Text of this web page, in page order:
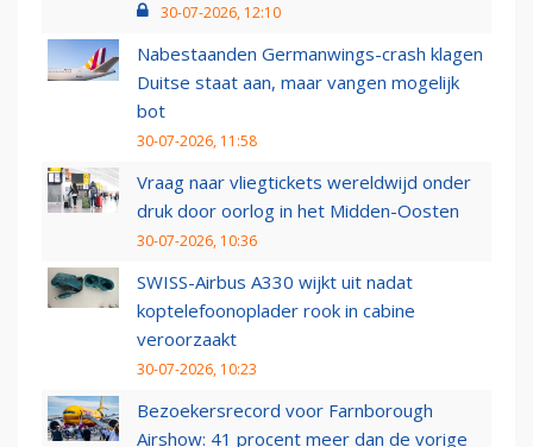
30-07-2026, 12:10
Nabestaanden Germanwings-crash klagen
Duitse staat aan, maar vangen mogelijk
bot
30-07-2026, 11:58
Vraag naar vliegtickets wereldwijd onder
druk door oorlog in het Midden-Oosten
30-07-2026, 10:36
SWISS-Airbus A330 wijkt uit nadat
koptelefoonoplader rook in cabine
veroorzaakt
30-07-2026, 10:23
Bezoekersrecord voor Farnborough
Airshow: 41 procent meer dan de vorige